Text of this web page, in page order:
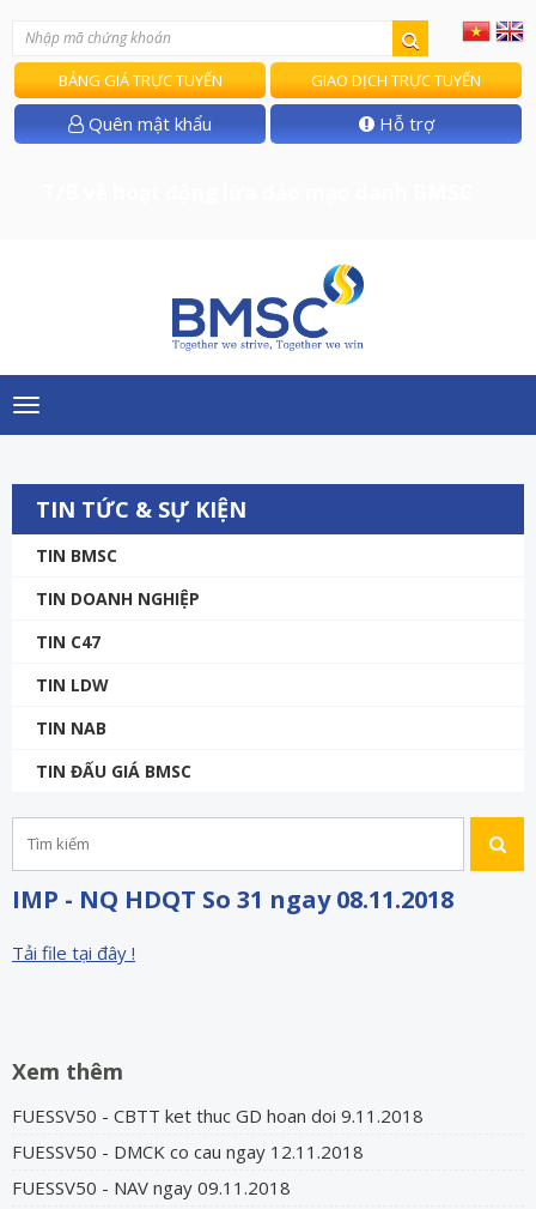
BẢNG GIÁ TRỰC TUYẾN GIAO DỊCH TRỰC TUYẾN
Quên mật khẩu Hỗ trợ
Toggle
navigation
TIN TỨC & SỰ KIỆN
TIN BMSC
TIN DOANH NGHIỆP
TIN C47
TIN LDW
TIN NAB
TIN ĐẤU GIÁ BMSC
IMP - NQ HDQT So 31 ngay 08.11.2018
Tải file tại đây !
Xem thêm
FUESSV50 - CBTT ket thuc GD hoan doi 9.11.2018
FUESSV50 - DMCK co cau ngay 12.11.2018
FUESSV50 - NAV ngay 09.11.2018